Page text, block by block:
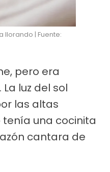
llorando | Fuente:
pero era
luz del sol
las altas
una cocinita
cantara de